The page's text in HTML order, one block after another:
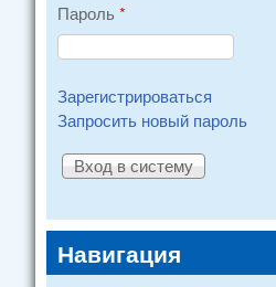
Пароль *
Зарегистрироваться
Запросить новый пароль
Навигация